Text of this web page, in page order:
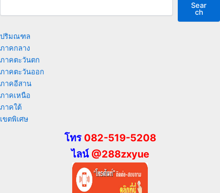
Sear
ch
ปริมณฑล
ภาคกลาง
ภาคตะวันตก
ภาคตะวันออก
ภาคอีสาน
ภาคเหนือ
ภาคใต้
เขตพิเศษ
โทร 082-519-5208
ไลน์ @288zxyue